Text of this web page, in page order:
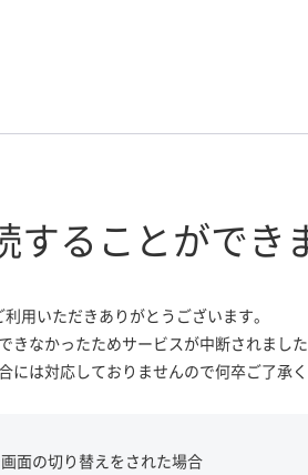
する ことができ
用いただきありがとうございます。
きなかったためサービスが中断されました
には対応しておりませんので何卒ご了承く
面の切り替えをされた場合